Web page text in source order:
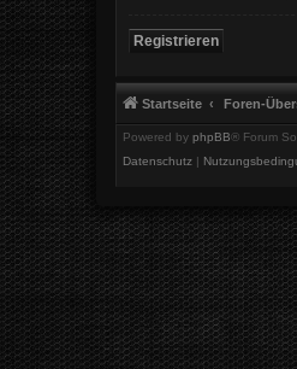
Registrieren
Startseite Foren-
Powered by phpBB® Forum
Datenschutz |